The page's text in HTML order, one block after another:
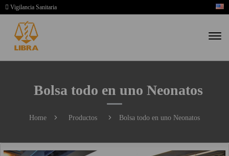
Vigilancia Sanitaria
Bolsa todo en uno Neonatos
Home Productos Bolsa todo en uno Neonatos